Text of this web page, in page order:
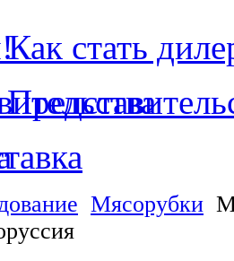
Как стать
Мясорубки